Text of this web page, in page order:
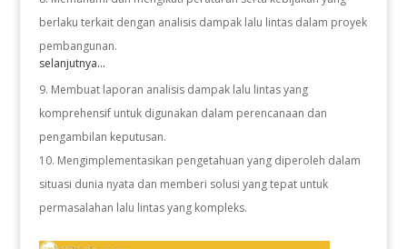
berlaku terkait dengan analisis dampak lalu lintas dalam proyek
pembangunan.
selanjutnya...
Membuat laporan analisis dampak lalu lintas yang
komprehensif untuk digunakan dalam perencanaan dan
pengambilan keputusan.
Mengimplementasikan pengetahuan yang diperoleh dalam
situasi dunia nyata dan memberi solusi yang tepat untuk
permasalahan lalu lintas yang kompleks.